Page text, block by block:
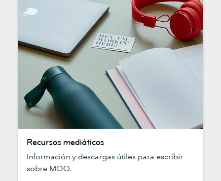
mediáticos
Recursos mediáticos
Información y descargas útiles para escribir
sobre MOO.